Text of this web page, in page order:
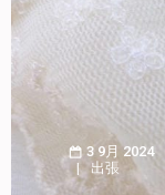
3 9月 2024
出張